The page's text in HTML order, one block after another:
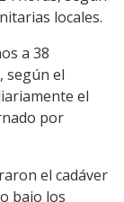
locales.
a 38
según el
el
por
el cadáver
bajo los